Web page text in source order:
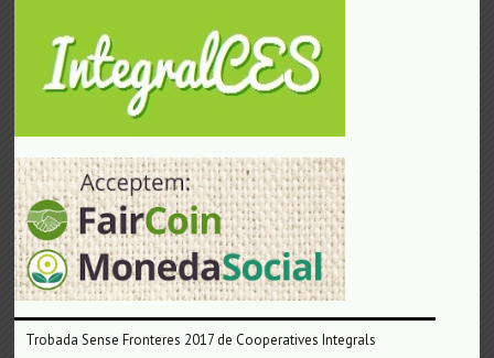
Trobada Sense Fronteres 2017 de Cooperatives Integrals